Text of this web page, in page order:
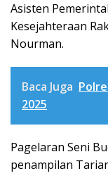
Asisten
Kesejahteraan
Nourman.
Baca Juga
2025
Pagelaran Seni
penampilan